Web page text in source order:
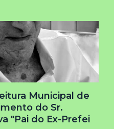
Municipal de
do Sr.
"Pai do Ex-Prefei